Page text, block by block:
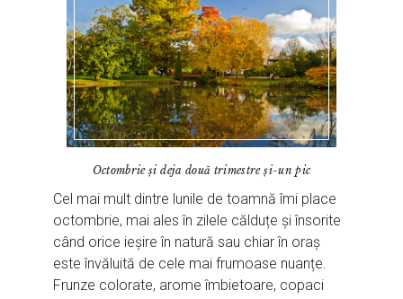
Octombrie și deja două trimestre și-un pic
Cel mai mult dintre lunile de toamnă îmi place
octombrie, mai ales în zilele călduțe și însorite
când orice ieșire în natură sau chiar în oraș
este învăluită de cele mai frumoase nuanțe.
Frunze colorate, arome îmbietoare, copaci